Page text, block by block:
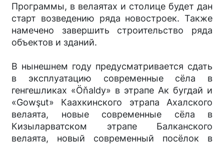
Программы, в велаятах и столице будет дан
старт возведению ряда новостроек. Также
намечено завершить строительство ряда
объектов и зданий.
В нынешнем году предусмат­ривается сдать
в эксплуатацию современные сёла в
генгешликах «Öňaldy» в этрапе Ак бугдай и
«Gowşut» Каахкинского этрапа Ахалского
велаята, новые современные сёла в
Кизыларватском этрапе Балканского
велаята, новый современный посёлок в